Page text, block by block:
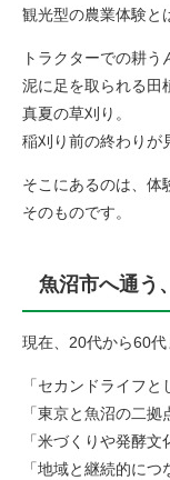
観光型の農業体験と
トラクターでの耕う
泥に足を取られる田
真夏の草刈り。
稲刈り前の終わりが
そこにあるのは、体
そのものです。
魚沼市へ通う
現在、20代から60代
「セカンドライフ
「東京と魚沼の二拠
「米づくりや発酵文
「地域と継続的につ